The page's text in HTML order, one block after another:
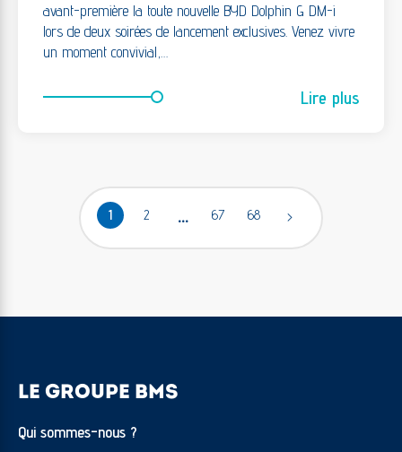
avant-première la toute nouvelle BYD Dolphin G DM-i
lors de deux soirées de lancement exclusives. Venez vivre
un moment convivial,…
Lire plus
1 2 … 67 68 >
LE GROUPE BMS
Qui sommes-nous ?